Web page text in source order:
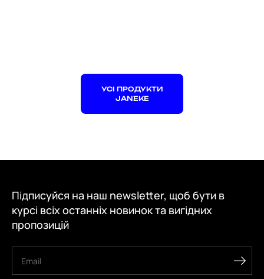
УСІ ПРОДУКТИ
JANEKE
Підписуйся на наш newsletter, щоб бути в
курсі всіх останніх новинок та вигідних
пропозицій